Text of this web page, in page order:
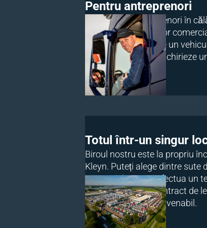
Pentru antreprenori
Îi ajutăm pe antreprenori în
închirierea vehiculelor
Oricine are nevoie de un
hand și dorește să închirieze
potrivit cu Fynanch.
Totul într-un singur
Biroul nostru este la propriu
Kleyn. Puteți alege dintre sute
comerciale, puteți efectua un
puteți întocmi un contract de
Totul este foarte convenabil.